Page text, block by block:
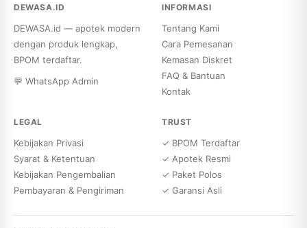
DEWASA.ID
DEWASA.id — apotek modern
dengan produk lengkap,
BPOM terdaftar.
💬 WhatsApp Admin
INFORMASI
Tentang Kami
Cara Pemesanan
Kemasan Diskret
FAQ & Bantuan
Kontak
LEGAL
Kebijakan Privasi
Syarat & Ketentuan
Kebijakan Pengembalian
Pembayaran & Pengiriman
TRUST
✓ BPOM Terdaftar
✓ Apotek Resmi
✓ Paket Polos
✓ Garansi Asli